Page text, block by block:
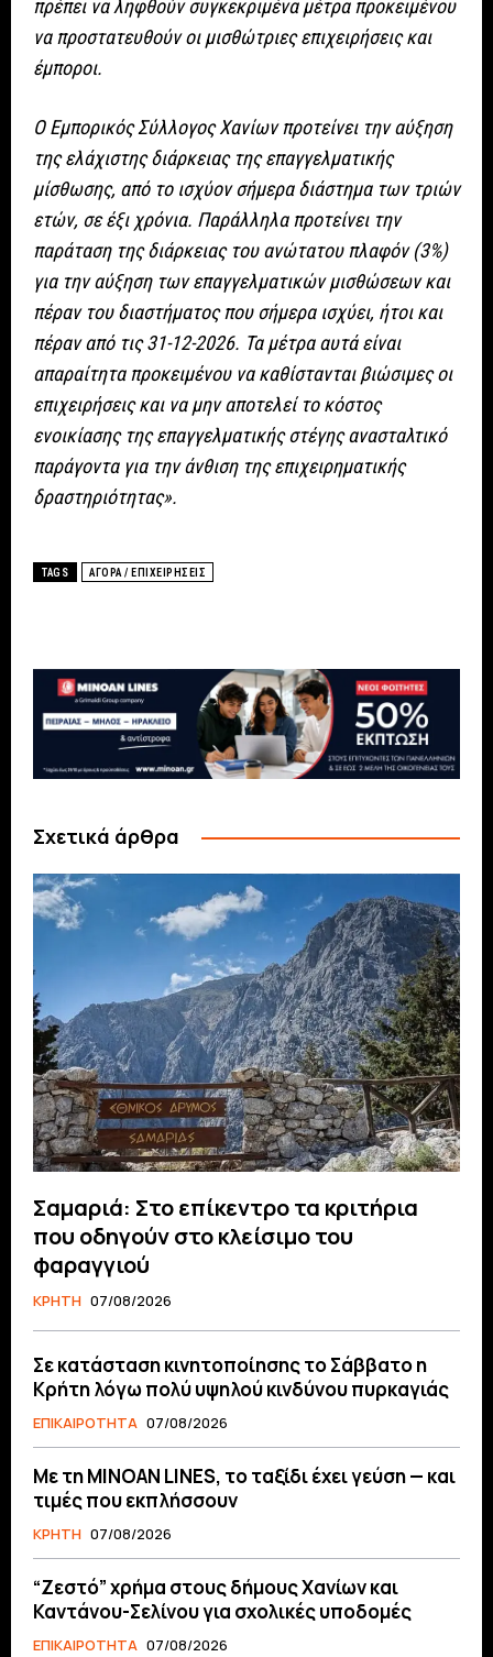
πρέπει να ληφθούν συγκεκριμένα μέτρα προκειμένου
να προστατευθούν οι μισθώτριες επιχειρήσεις και
έμποροι.
Ο Εμπορικός Σύλλογος Χανίων προτείνει την αύξηση
της ελάχιστης διάρκειας της επαγγελματικής
μίσθωσης, από το ισχύον σήμερα διάστημα των τριών
ετών, σε έξι χρόνια. Παράλληλα προτείνει την
παράταση της διάρκειας του ανώτατου πλαφόν (3%)
για την αύξηση των επαγγελματικών μισθώσεων και
πέραν του διαστήματος που σήμερα ισχύει, ήτοι και
πέραν από τις 31-12-2026. Τα μέτρα αυτά είναι
απαραίτητα προκειμένου να καθίστανται βιώσιμες οι
επιχειρήσεις και να μην αποτελεί το κόστος
ενοικίασης της επαγγελματικής στέγης ανασταλτικό
παράγοντα για την άνθιση της επιχειρηματικής
δραστηριότητας».
TAGS ΑΓΟΡΑ / ΕΠΙΧΕΙΡΗΣΕΙΣ
Σχετικά άρθρα
Σαμαριά: Στο επίκεντρο τα κριτήρια
που οδηγούν στο κλείσιμο του
φαραγγιού
ΚΡΗΤΗ 07/08/2026
Σε κατάσταση κινητοποίησης το Σάββατο η
Κρήτη λόγω πολύ υψηλού κινδύνου πυρκαγιάς
ΕΠΙΚΑΙΡΟΤΗΤΑ 07/08/2026
Με τη MINOAN LINES, το ταξίδι έχει γεύση — και
τιμές που εκπλήσσουν
ΚΡΗΤΗ 07/08/2026
“Ζεστό” χρήμα στους δήμους Χανίων και
Καντάνου-Σελίνου για σχολικές υποδομές
ΕΠΙΚΑΙΡΟΤΗΤΑ 07/08/2026